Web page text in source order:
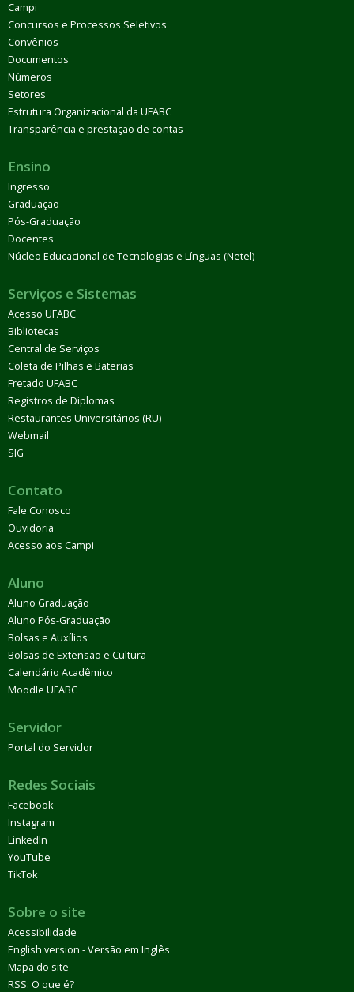
Campi
Concursos e Processos Seletivos
Convênios
Documentos
Números
Setores
Estrutura Organizacional da UFABC
Transparência e prestação de contas
Ensino
Ingresso
Graduação
Pós-Graduação
Docentes
Núcleo Educacional de Tecnologias e Línguas (Netel)
Serviços e Sistemas
Acesso UFABC
Bibliotecas
Central de Serviços
Coleta de Pilhas e Baterias
Fretado UFABC
Registros de Diplomas
Restaurantes Universitários (RU)
Webmail
SIG
Contato
Fale Conosco
Ouvidoria
Acesso aos Campi
Aluno
Aluno Graduação
Aluno Pós-Graduação
Bolsas e Auxílios
Bolsas de Extensão e Cultura
Calendário Acadêmico
Moodle UFABC
Servidor
Portal do Servidor
Redes Sociais
Facebook
Instagram
LinkedIn
YouTube
TikTok
Sobre o site
Acessibilidade
English version - Versão em Inglês
Mapa do site
RSS: O que é?